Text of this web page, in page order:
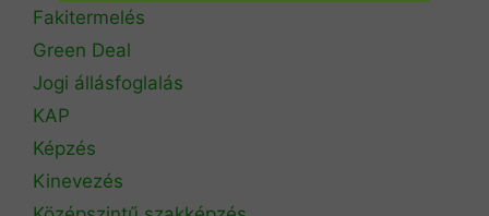
Fakitermelés
Green Deal
Jogi állásfoglalás
KAP
Képzés
Kinevezés